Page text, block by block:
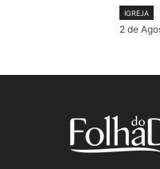
IGREJA
2 de